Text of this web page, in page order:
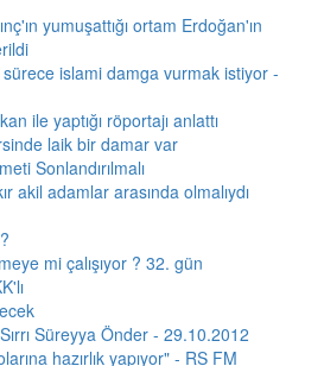
yumuşattığı ortam Erdoğan'ın
sürece islami damga vurmak istiyor -
ile yaptığı röportajı anlattı
laik bir damar var
Sonlandırılmalı
akil adamlar arasında olmalıydı
mi çalışıyor ? 32. gün
Süreyya Önder - 29.10.2012
hazırlık yapıyor" - RS FM